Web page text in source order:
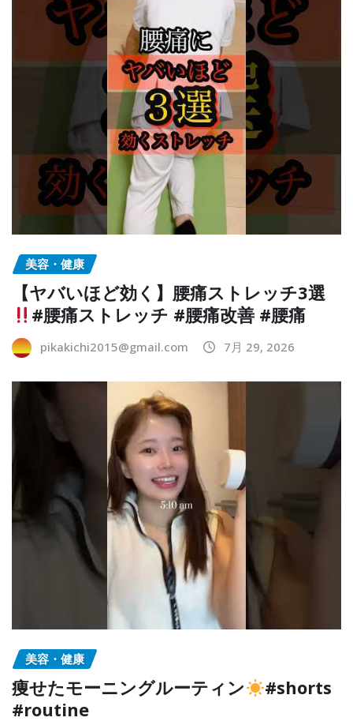
美容・健康
【ヤバいほど効く】腰痛ストレッチ3選
#腰痛ストレッチ #腰痛改善 #腰痛
pikakichi2015@gmail.com 7月 29, 2026
美容・健康
痩せたモーニングルーティン
#shorts
#routine